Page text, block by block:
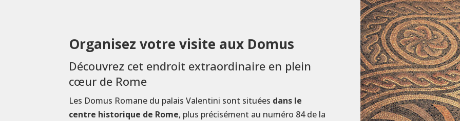
Organisez votre visite aux Domus
Découvrez cet endroit extraordinaire en plein
cœur de Rome
Les Domus Romane du palais Valentini sont situées dans le
centre historique de Rome, plus précisément au numéro 84 de la